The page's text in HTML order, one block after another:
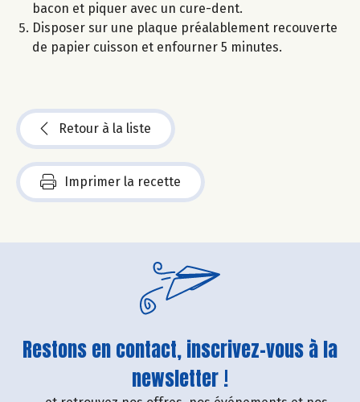
bacon et piquer avec un cure-dent.
Disposer sur une plaque préalablement recouverte
de papier cuisson et enfourner 5 minutes.
Retour à la liste
Imprimer la recette
Restons en contact, inscrivez-vous à la
newsletter !